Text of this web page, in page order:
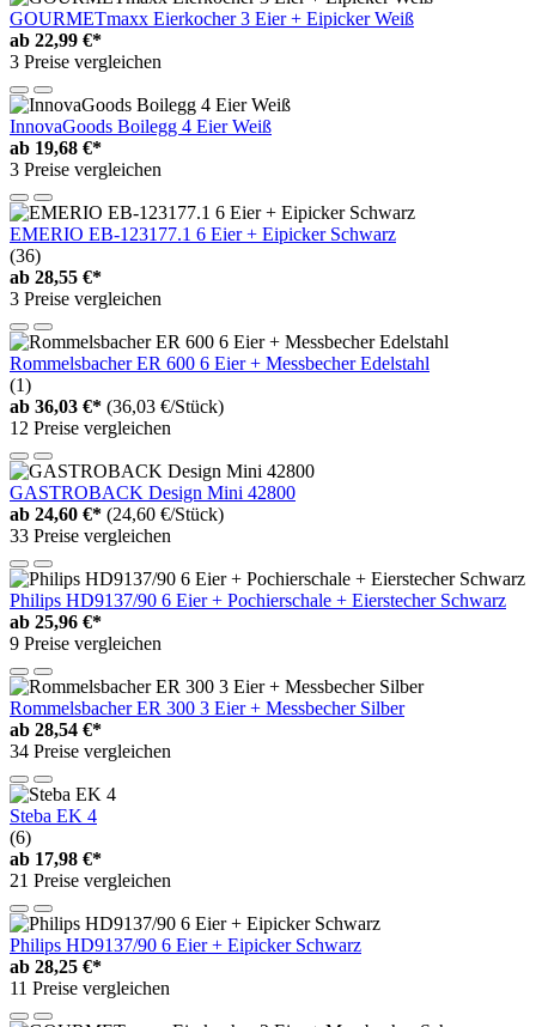
GOURMETmaxx Eierkocher 3 Eier + Eipicker Weiß
ab 22,99 €*
3 Preise vergleichen
InnovaGoods Boilegg 4 Eier Weiß
ab 19,68 €*
3 Preise vergleichen
EMERIO EB-123177.1 6 Eier + Eipicker Schwarz
(36)
ab 28,55 €*
3 Preise vergleichen
Rommelsbacher ER 600 6 Eier + Messbecher Edelstahl
(1)
ab 36,03 €* (36,03 €/Stück)
12 Preise vergleichen
GASTROBACK Design Mini 42800
ab 24,60 €* (24,60 €/Stück)
33 Preise vergleichen
Philips HD9137/90 6 Eier + Pochierschale + Eierstecher Schwarz
ab 25,96 €*
9 Preise vergleichen
Rommelsbacher ER 300 3 Eier + Messbecher Silber
ab 28,54 €*
34 Preise vergleichen
Steba EK 4
(6)
ab 17,98 €*
21 Preise vergleichen
Philips HD9137/90 6 Eier + Eipicker Schwarz
ab 28,25 €*
11 Preise vergleichen